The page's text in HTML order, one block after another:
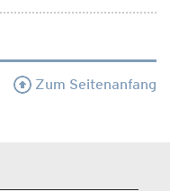
Zum Seitenanfang